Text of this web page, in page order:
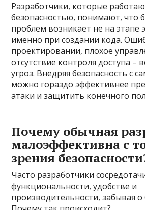
Разработчики, которые
безопасностью, понимают, что
проблем возникает не на этапе
именно при создании кода.
проектировании, плохое
отсутствие контроля доступа –
угроз. Внедряя безопасность с
можно гораздо эффективнее
атаки и защитить конечного
Почему обычная
малоэффективна с
зрения
Часто разработчики
функциональности, удобстве и
производительности, забывая о